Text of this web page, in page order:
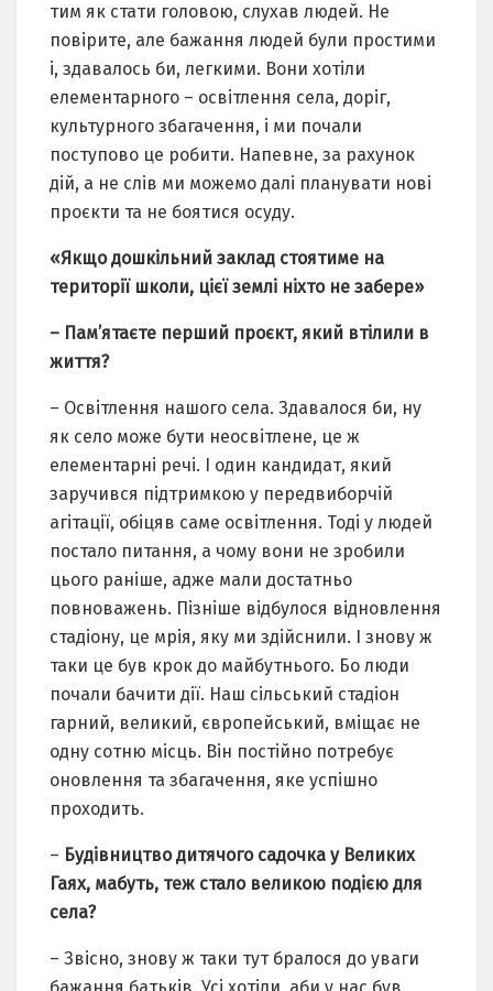
тим як стати головою, слухав людей. Не
повірите, але бажання людей були простими
і, здавалось би, легкими. Вони хотіли
елементарного – освітлення села, доріг,
культурного збагачення, і ми почали
поступово це робити. Напевне, за рахунок
дій, а не слів ми можемо далі планувати нові
проєкти та не боятися осуду.
«Якщо дошкільний заклад стоятиме на
території школи, цієї землі ніхто не забере»
– Пам’ятаєте перший проєкт, який втілили в
життя?
– Освітлення нашого села. Здавалося би, ну
як село може бути неосвітлене, це ж
елементарні речі. І один кандидат, який
заручився підтримкою у передвиборчій
агітації, обіцяв саме освітлення. Тоді у людей
постало питання, а чому вони не зробили
цього раніше, адже мали достатньо
повноважень. Пізніше відбулося відновлення
стадіону, це мрія, яку ми здійснили. І знову ж
таки це був крок до майбутнього. Бо люди
почали бачити дії. Наш сільський стадіон
гарний, великий, європейський, вміщає не
одну сотню місць. Він постійно потребує
оновлення та збагачення, яке успішно
проходить.
– Будівництво дитячого садочка у Великих
Гаях, мабуть, теж стало великою подією для
села?
– Звісно, знову ж таки тут бралося до уваги